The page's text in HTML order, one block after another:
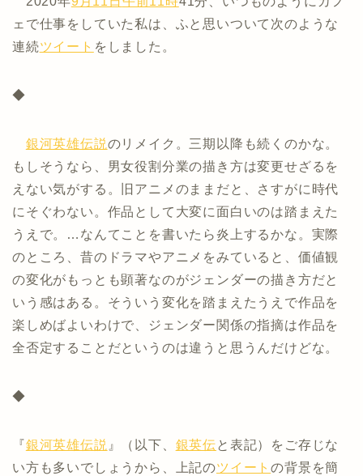
ェで仕事をしていた私は、ふと思いついて次のような
連続ツイート をしました。
◆
銀河英雄伝説のリメイク。三期以降も続くのかな。
もしそうなら、男女役割分業の描き方は変更せざるを
えない気がする。旧アニメのままだと、さすがに時代
にそぐわない。作品として大変に面白いのは踏まえた
うえで。…なんてことを書いたら炎上するかな。実際
のところ、昔のドラマやアニメをみていると、価値観
の変化がもっとも顕著なのがジェンダーの描き方だと
いう感はある。そういう変化を踏まえたうえで作品を
楽しめばよいわけで、ジェンダー関係の指摘は作品を
全否定することだというのは違うと思うんだけどな。
◆
『銀河英雄伝説 』（以下、 銀英伝と表記）をご存じな
い方も多いでしょうから、上記のツイートの背景を簡